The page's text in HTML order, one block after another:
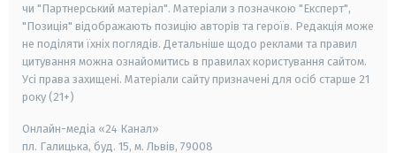
чи "Партнерський матеріал". Матеріали з позначкою "Експерт",
"Позиція" відображають позицію авторів та героїв. Редакція може
не поділяти їхніх поглядів. Детальніше щодо реклами та правил
цитування можна ознайомитись в правилах користування сайтом.
Усі права захищені. Матеріали сайту призначені для осіб старше 21
року (21+)
Онлайн-медіа «24 Канал»
пл. Галицька, буд. 15, м. Львів, 79008